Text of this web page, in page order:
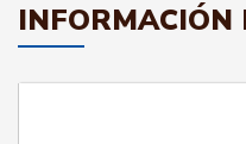
INFORMACIÓN